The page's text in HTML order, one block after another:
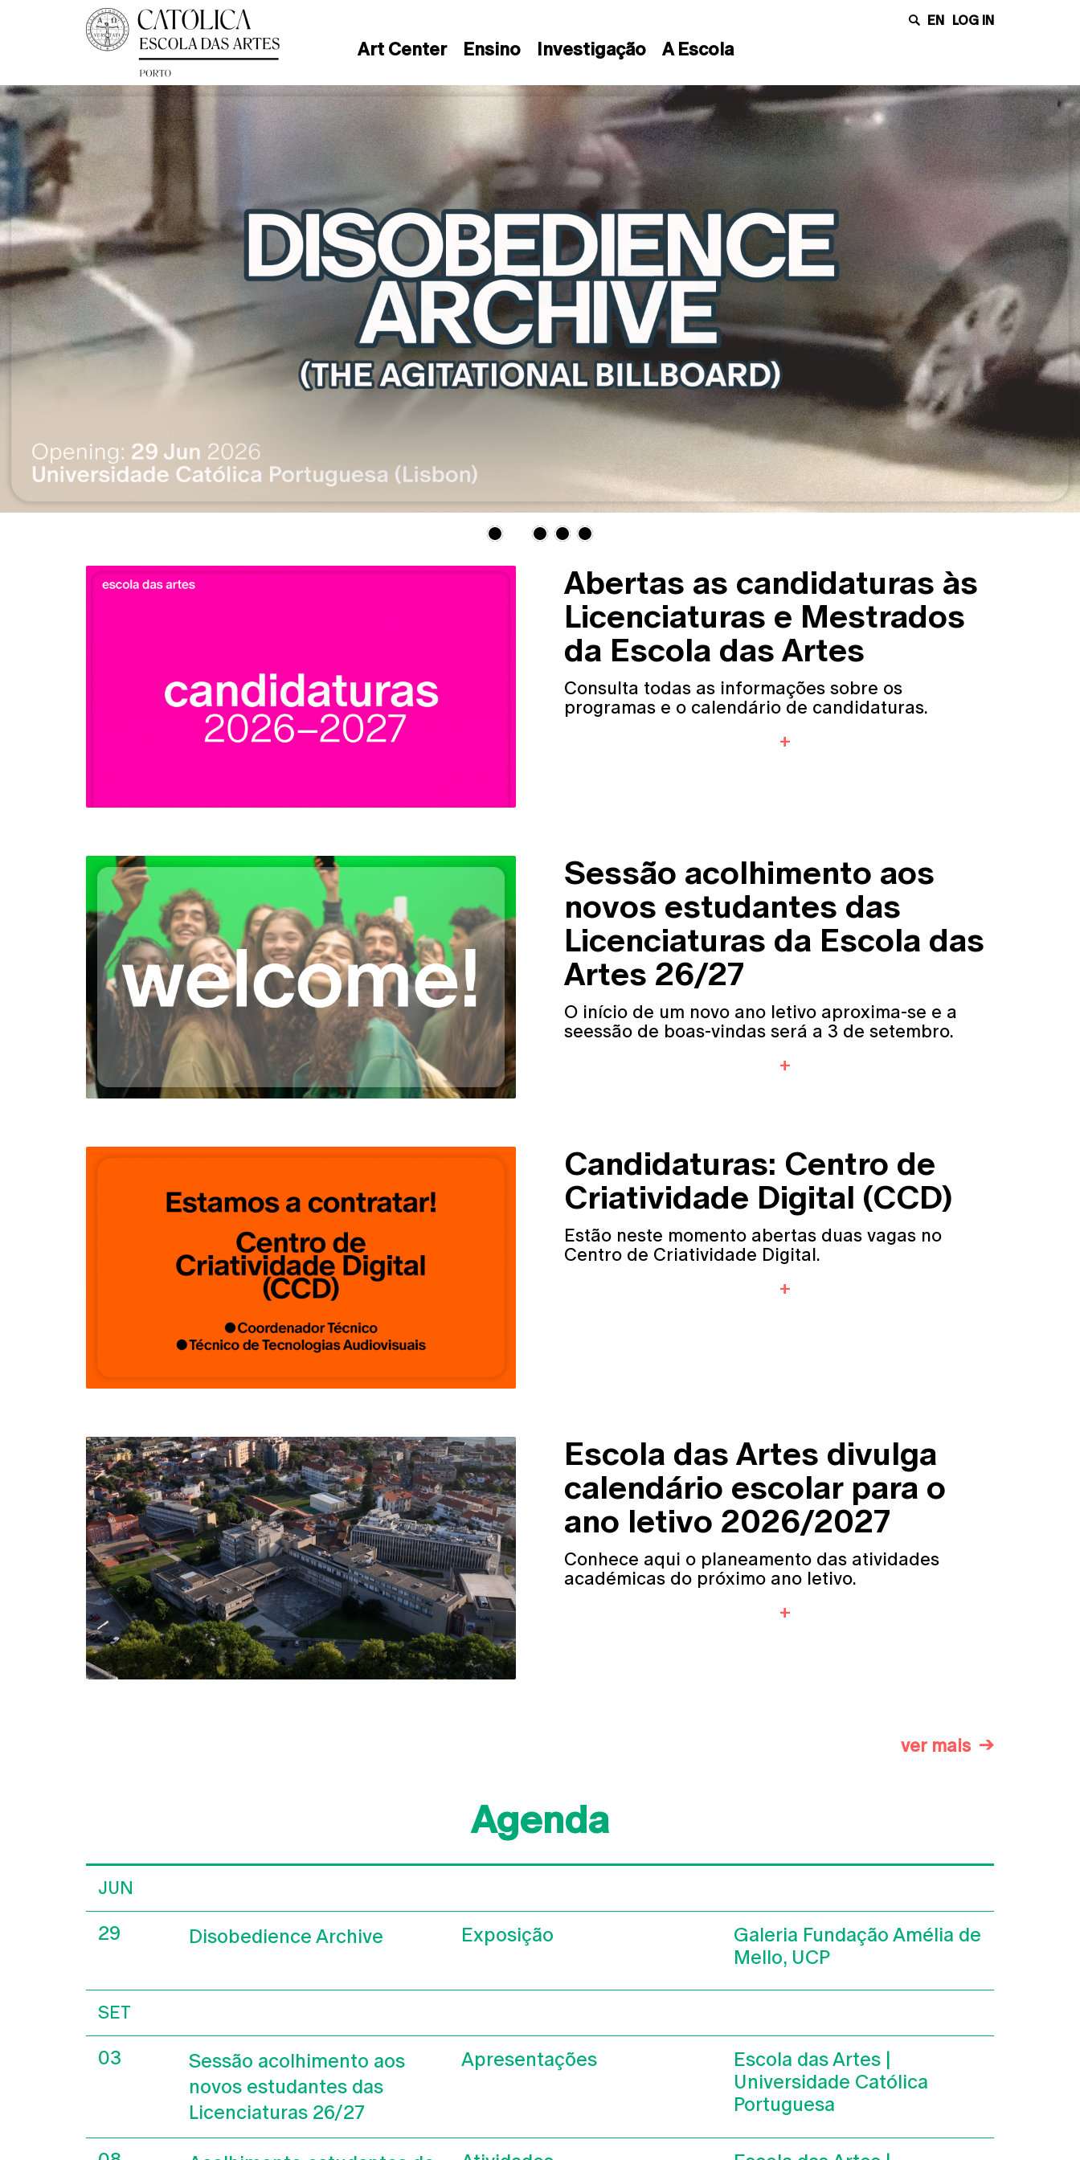
Art Center Ensino Investigação A Escola
EN LOG IN
Abertas as candidaturas às
Licenciaturas e Mestrados
da Escola das Artes
Consulta todas as informações sobre os
programas e o calendário de candidaturas.
Sessão acolhimento aos
novos estudantes das
Licenciaturas da Escola das
Artes 26/27
O início de um novo ano letivo aproxima-se e a
seessão de boas-vindas será a 3 de setembro.
Candidaturas: Centro de
Criatividade Digital (CCD)
Estão neste momento abertas duas vagas no
Centro de Criatividade Digital.
Escola das Artes divulga
calendário escolar para o
ano letivo 2026/2027
Conhece aqui o planeamento das atividades
académicas do próximo ano letivo.
ver mais
Agenda
JUN
29 Disobedience Archive Exposição
Galeria Fundação Amélia de
Mello, UCP
SET
03
Sessão acolhimento aos
novos estudantes das
Licenciaturas 26/27
Apresentações
Escola das Artes |
Universidade Católica
Portuguesa